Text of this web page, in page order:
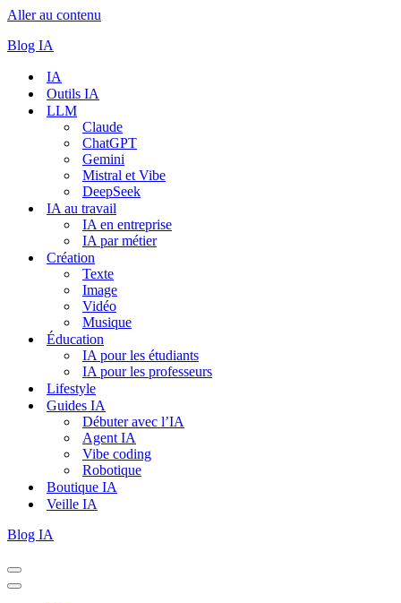
Aller au contenu
Blog IA
IA
Outils IA
LLM
Claude
ChatGPT
Gemini
Mistral et Vibe
DeepSeek
IA au travail
IA en entreprise
IA par métier
Création
Texte
Image
Vidéo
Musique
Éducation
IA pour les étudiants
IA pour les professeurs
Lifestyle
Guides IA
Débuter avec l’IA
Agent IA
Vibe coding
Robotique
Boutique IA
Veille IA
Blog IA
Menu
de
Menu